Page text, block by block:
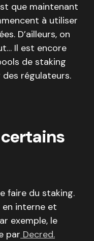
que maintenant
à utiliser
D’ailleurs, on
Il est encore
de staking
régulateurs.
faire du staking.
interne et
exemple, le
par Decred.